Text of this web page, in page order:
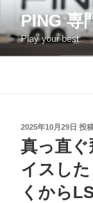
テ
ン
PING 専
Play your best.
投
稿
日:
2025年10月29日 投
真っ直
イスし
くから